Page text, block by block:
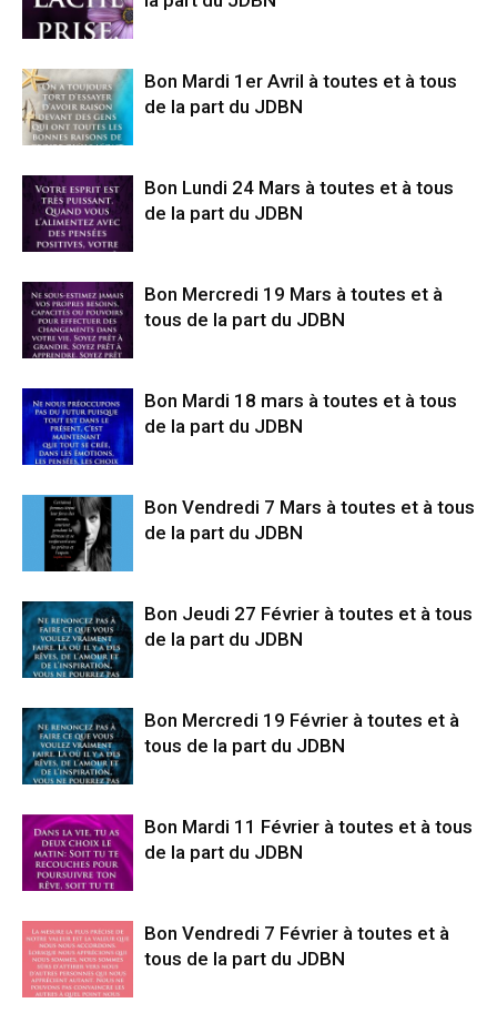
Bon Mardi 1er Avril à toutes et à tous
de la part du JDBN
Bon Lundi 24 Mars à toutes et à tous
de la part du JDBN
Bon Mercredi 19 Mars à toutes et à
tous de la part du JDBN
Bon Mardi 18 mars à toutes et à tous
de la part du JDBN
Bon Vendredi 7 Mars à toutes et à tous
de la part du JDBN
Bon Jeudi 27 Février à toutes et à tous
de la part du JDBN
Bon Mercredi 19 Février à toutes et à
tous de la part du JDBN
Bon Mardi 11 Février à toutes et à tous
de la part du JDBN
Bon Vendredi 7 Février à toutes et à
tous de la part du JDBN